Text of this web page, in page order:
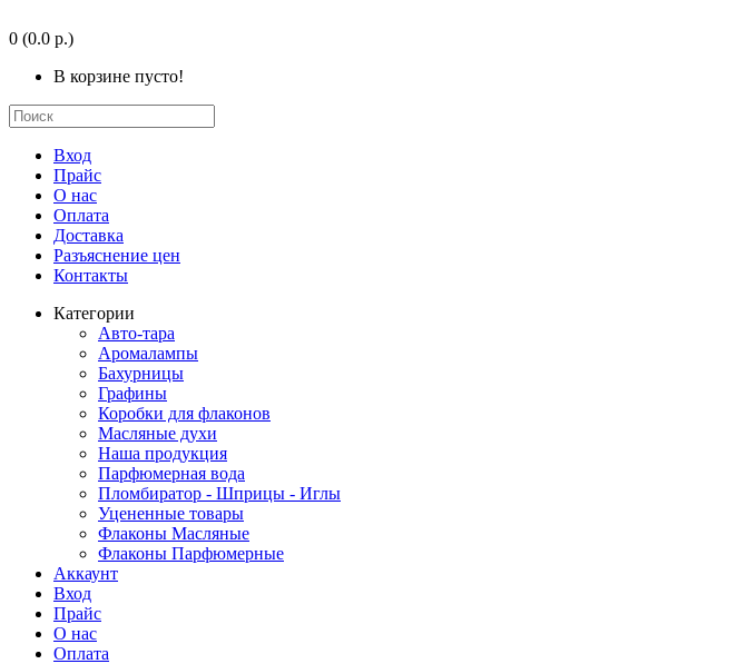
0 (0.0 р.)
В корзине пусто!
Вход
Прайс
О нас
Оплата
Доставка
Разъяснение цен
Контакты
Категории
Авто-тара
Аромалампы
Бахурницы
Графины
Коробки для флаконов
Масляные духи
Наша продукция
Парфюмерная вода
Пломбиратор - Шприцы - Иглы
Уцененные товары
Флаконы Масляные
Флаконы Парфюмерные
Аккаунт
Вход
Прайс
О нас
Оплата